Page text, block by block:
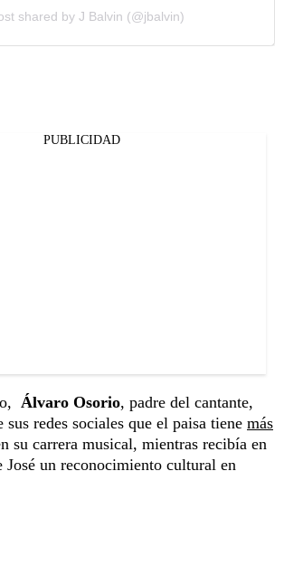
shared by J Balvin (@jbalvin)
PUBLICIDAD
Álvaro Osorio, padre del cantante,
sus redes sociales que el paisa tiene más
su carrera musical, mientras recibía en
José un reconocimiento cultural en